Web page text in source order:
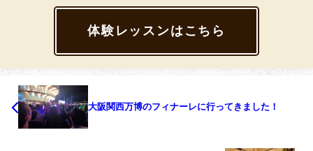
体験レッスンはこちら
大阪関西万博のフィナーレに行ってきました！